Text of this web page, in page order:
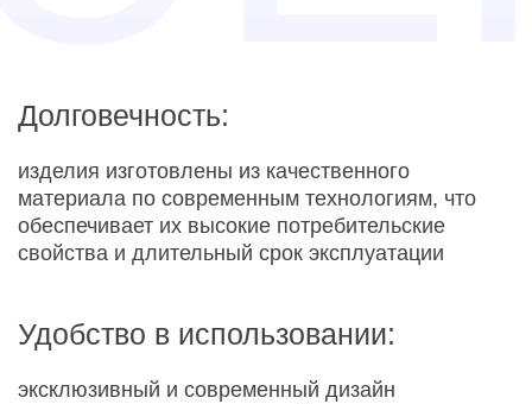
Долговечность:
изделия изготовлены из качественного
материала по современным технологиям, что
обеспечивает их высокие потребительские
свойства и длительный срок эксплуатации
Удобство в использовании:
эксклюзивный и современный дизайн